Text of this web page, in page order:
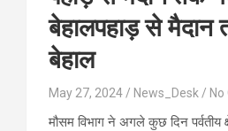
बेहालपहाड़ से मैदान
बेहाल
May 27, 2024 News_Desk
मौसम विभाग ने अगले कुछ दिन पर्वतीय